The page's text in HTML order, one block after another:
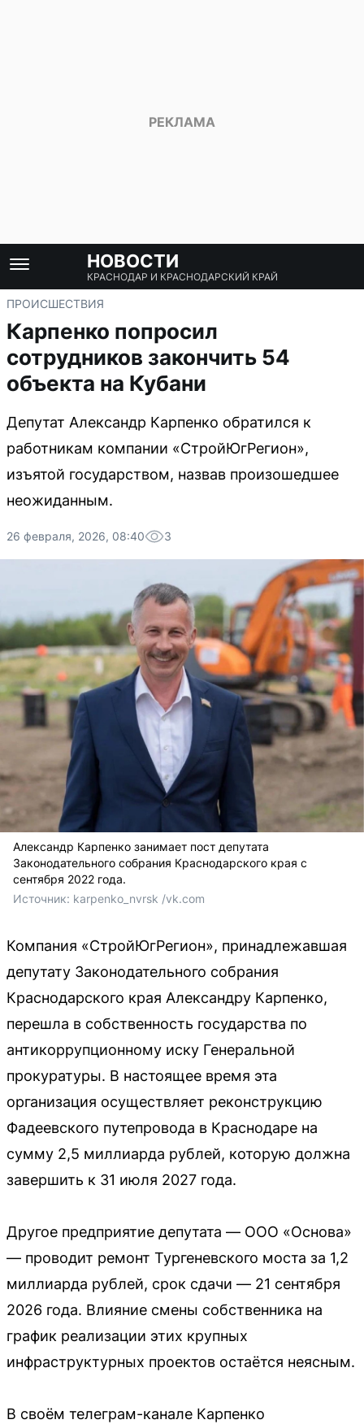
НОВОСТИ
КРАСНОДАР И КРАСНОДАРСКИЙ КРАЙ
ПРОИСШЕСТВИЯ
Карпенко попросил
сотрудников закончить 54
объекта на Кубани
Депутат Александр Карпенко обратился к
работникам компании «СтройЮгРегион»,
изъятой государством, назвав произошедшее
неожиданным.
26 февраля, 2026, 08:40 3
Александр Карпенко занимает пост депутата
Законодательного собрания Краснодарского края с
сентября 2022 года.
Источник: karpenko_nvrsk /vk.com
Компания «СтройЮгРегион», принадлежавшая
депутату Законодательного собрания
Краснодарского края Александру Карпенко,
перешла в собственность государства по
антикоррупционному иску Генеральной
прокуратуры. В настоящее время эта
организация осуществляет реконструкцию
Фадеевского путепровода в Краснодаре на
сумму 2,5 миллиарда рублей, которую должна
завершить к 31 июля 2027 года.
Другое предприятие депутата — ООО «Основа»
— проводит ремонт Тургеневского моста за 1,2
миллиарда рублей, срок сдачи — 21 сентября
2026 года. Влияние смены собственника на
график реализации этих крупных
инфраструктурных проектов остаётся неясным.
В своём телеграм-канале Карпенко